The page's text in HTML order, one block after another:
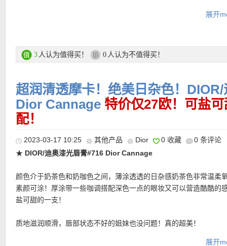
Dior 标志性的浪漫气质，明亮、柔美、充满女性魅力，花香仿佛一
图腾都让人感受地中海黄金日落時的温暖、海岸度假的风情。
★ 自动优惠！
【Douglas中文图文导购教程 点击这里查看
展开
3 人认为值得买！ 0 人认为不值得买！
超润清透摩卡！绝美日杂色！
Dior Cannage 特价仅27欧！可盐
配！
2023-03-17 10:25 其他产品 Dior 0 收藏
0 条评论
★ DIOR/迪奥漆光唇膏#716 Dior Cannage
颜色介于奶茶色和奶咖色之间，薄涂透透的日杂感奶茶色非常温柔
素颜可涂！厚涂带一些咖调搭配深色一点的眼妆又可以营造酷酷的
盐可甜的一支！
质地滋润顺滑，唇部状态不好的姐妹也没问题！真的超美！
展开